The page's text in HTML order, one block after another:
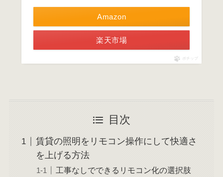
Amazon
楽天市場
ポチップ
目次
賃貸の照明をリモコン操作にして快適さ
を上げる方法
工事なしでできるリモコン化の選択肢